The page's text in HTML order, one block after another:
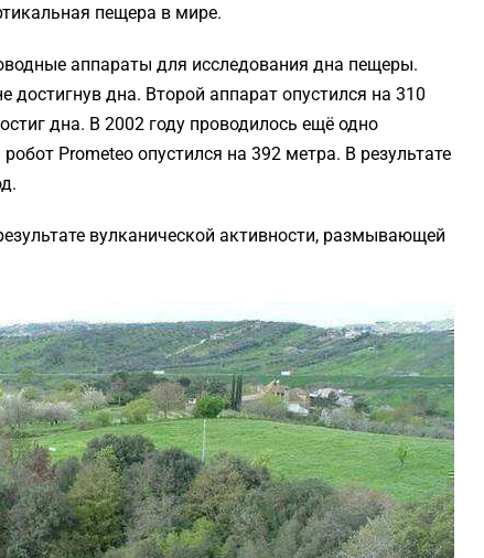
пещера в мире.
аппараты для исследования дна пещеры.
достигнув дна. Второй аппарат опустился на 310
дна. В 2002 году проводилось ещё одно
Prometeo опустился на 392 метра. В результате
вулканической активности, размывающей